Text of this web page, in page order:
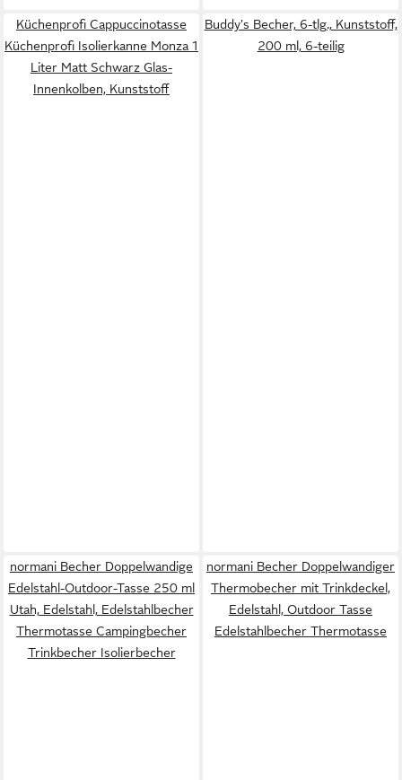
Küchenprofi Cappuccinotasse
Küchenprofi Isolierkanne Monza 1
Liter Matt Schwarz Glas-
Innenkolben, Kunststoff
Buddy's Becher, 6-tlg., Kunststoff,
200 ml, 6-teilig
normani Becher Doppelwandige
Edelstahl-Outdoor-Tasse 250 ml
Utah, Edelstahl, Edelstahlbecher
Thermotasse Campingbecher
Trinkbecher Isolierbecher
normani Becher Doppelwandiger
Thermobecher mit Trinkdeckel,
Edelstahl, Outdoor Tasse
Edelstahlbecher Thermotasse